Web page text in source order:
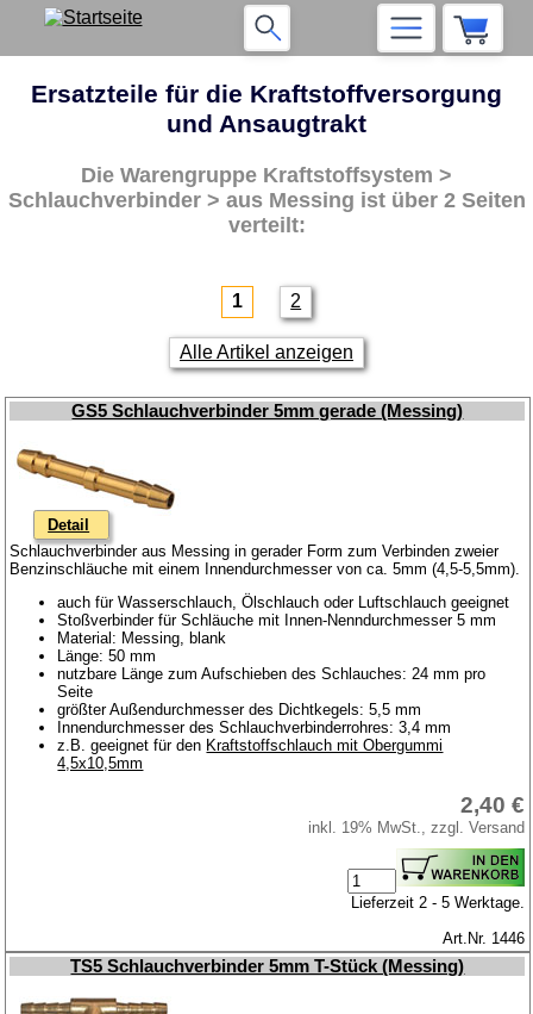
Ersatzteile für die Kraftstoffversorgung
und Ansaugtrakt
Die Warengruppe Kraftstoffsystem >
Schlauchverbinder > aus Messing ist über 2 Seiten
verteilt:
1 2
Alle Artikel anzeigen
GS5 Schlauchverbinder 5mm gerade (Messing)
Detail
Schlauchverbinder aus Messing in gerader Form zum Verbinden zweier
Benzinschläuche mit einem Innendurchmesser von ca. 5mm (4,5-5,5mm).
auch für Wasserschlauch, Ölschlauch oder Luftschlauch geeignet
Stoßverbinder für Schläuche mit Innen-Nenndurchmesser 5 mm
Material: Messing, blank
Länge: 50 mm
nutzbare Länge zum Aufschieben des Schlauches: 24 mm pro
Seite
größter Außendurchmesser des Dichtkegels: 5,5 mm
Innendurchmesser des Schlauchverbinderrohres: 3,4 mm
z.B. geeignet für den Kraftstoffschlauch mit Obergummi
4,5x10,5mm
2,40 €
inkl. 19% MwSt., zzgl. Versand
Lieferzeit 2 - 5 Werktage.
Art.Nr. 1446
TS5 Schlauchverbinder 5mm T-Stück (Messing)